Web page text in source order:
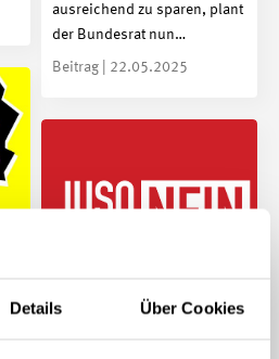
Details Über Cookies
ausreichend zu sparen, plant
der Bundesrat nun…
Beitrag | 22.05.2025